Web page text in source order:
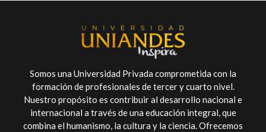
Somos una Universidad Privada comprometida con la
formación de profesionales de tercer y cuarto nivel.
Nuestro propósito es contribuir al desarrollo nacional e
internacional a través de una educación integral, que
combina el humanismo, la cultura y la ciencia. Ofrecemos